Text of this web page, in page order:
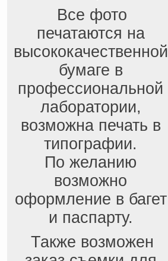
Все фото
печатаются на
высококачественной
бумаге в
профессиональной
лаборатории,
возможна печать в
типографии.
По желанию
возможно
оформление в багет
и паспарту.
Также возможен